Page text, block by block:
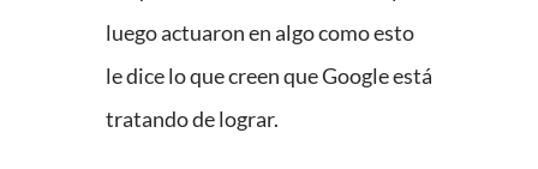
luego actuaron en algo como esto
le dice lo que creen que Google está
tratando de lograr.